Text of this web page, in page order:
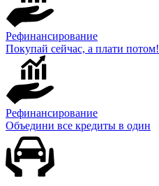
Рефинансирование
Покупай сейчас, а плати потом!
Рефинансирование
Объедини все кредиты в один